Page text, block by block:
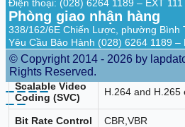
Video Bit Rate 32 Kbps to 8 Mbps
H.264 Type Baseline
H.265 Type Main Profile
Scalable Video
Coding (SVC)
H.264 and H.265
Bit Rate Control CBR,VBR
Điện thoại: (028) 6264 1189 – EXT 111
Phòng giao nhận hàng
338/162/6E Chiến Lược, phường Bình
Yêu Cầu Bảo Hành (028) 6264 1189 –
© Copyright 2014 - 2026 by
Rights Reserved.